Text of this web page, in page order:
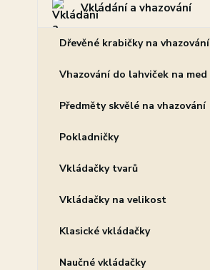
Vkládání a vhazování
Dřevěné krabičky na vhazování
Vhazování do lahviček na med
Předměty skvělé na vhazování
Pokladničky
Vkládačky tvarů
Vkládačky na velikost
Klasické vkládačky
Naučné vkládačky